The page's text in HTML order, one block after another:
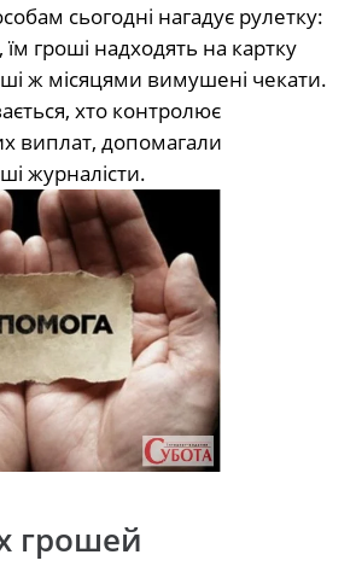
сьогодні нагадує рулетку:
гроші надходять на картку
ж місяцями вимушені чекати.
хто контролює
виплат, допомагали
журналісти.
грошей